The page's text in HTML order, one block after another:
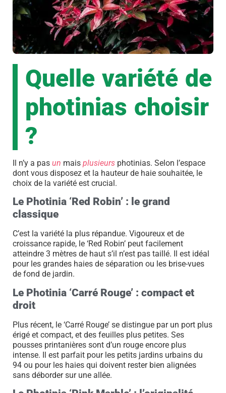
Quelle variété de
photinias choisir
?
Il n’y a pas un mais plusieurs photinias. Selon l’espace
dont vous disposez et la hauteur de haie souhaitée, le
choix de la variété est crucial.
Le Photinia ‘Red Robin’ : le grand
classique
C’est la variété la plus répandue. Vigoureux et de
croissance rapide, le ‘Red Robin’ peut facilement
atteindre 3 mètres de haut s’il n’est pas taillé. Il est idéal
pour les grandes haies de séparation ou les brise-vues
de fond de jardin.
Le Photinia ‘Carré Rouge’ : compact et
droit
Plus récent, le ‘Carré Rouge’ se distingue par un port plus
érigé et compact, et des feuilles plus petites. Ses
pousses printanières sont d’un rouge encore plus
intense. Il est parfait pour les petits jardins urbains du
94 ou pour les haies qui doivent rester bien alignées
sans déborder sur une allée.